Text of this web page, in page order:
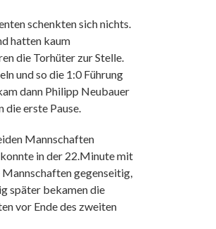
schenkten sich nichts.
hatten kaum
die Torhüter zur Stelle.
und so die 1:0 Führung
dann Philipp Neubauer
die erste Pause.
Mannschaften
in der 22.Minute mit
gegenseitig,
später bekamen die
vor Ende des zweiten